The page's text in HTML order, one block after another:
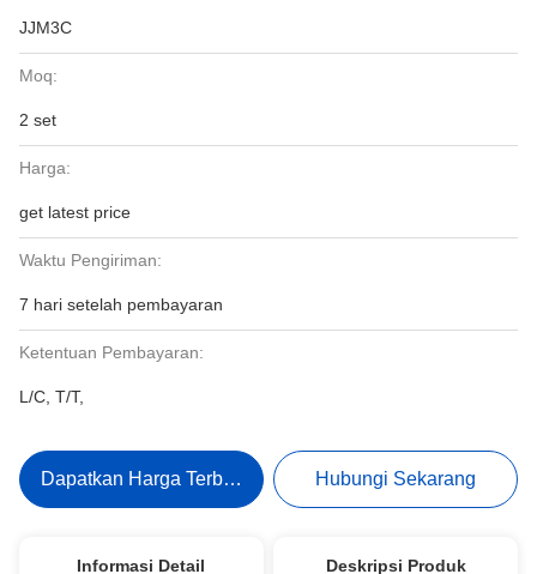
JJM3C
Moq:
2 set
Harga:
get latest price
Waktu Pengiriman:
7 hari setelah pembayaran
Ketentuan Pembayaran:
L/C, T/T,
Dapatkan Harga Terbaik Hubungi Sekarang
Informasi Detail Deskripsi Produk